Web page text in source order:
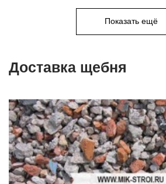
Показать ещё
Доставка щебня